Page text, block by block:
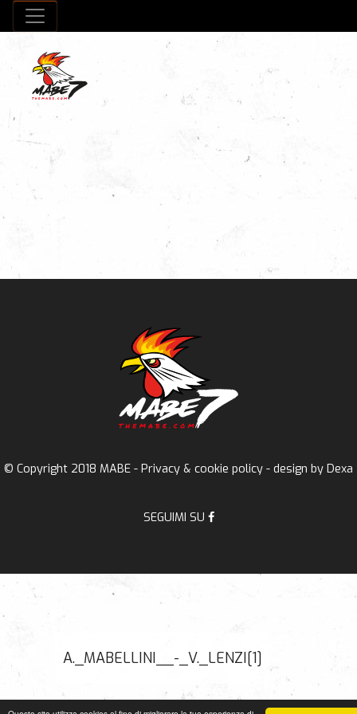
A._MABELLINI__-_V._LENZI[1]
© Copyright 2018 MABE - Privacy & cookie policy - design by Dexa
SEGUIMI SU